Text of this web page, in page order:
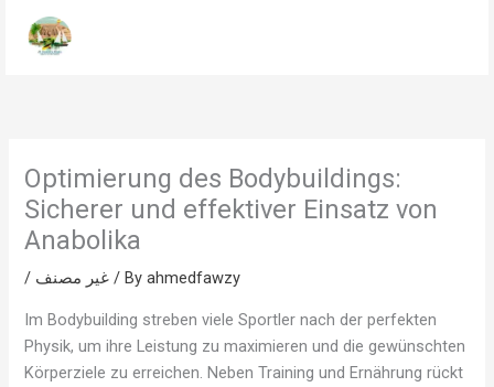
Optimierung des Bodybuildings:
Sicherer und effektiver Einsatz von
Anabolika
/ غير مصنف / Byahmedfawzy
Im Bodybuilding streben viele Sportler nach der perfekten
Physik, um ihre Leistung zu maximieren und die gewünschten
Körperziele zu erreichen. Neben Training und Ernährung rückt